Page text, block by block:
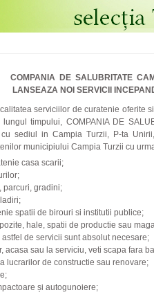
COMPANIA DE SALUBRITATE
LANSEAZA NOI SERVICII
serviciilor de curatenie oferite
timpului, COMPANIA DE
cu sediul in Campia Turzii, P-ta
municipiului Campia Turzii cu
casa scarii;
parcuri, gradini;
spatii de birouri si institutii publice;
hale, spatii de productie sau
de servicii sunt absolut necesare;
acasa sau la serviciu, veti scapa fara
lucrarilor de constructie sau renovare;
și autogunoiere;